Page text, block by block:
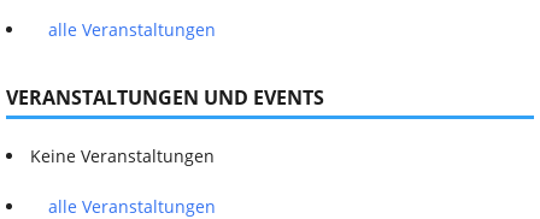
alle Veranstaltungen
VERANSTALTUNGEN UND EVENTS
Keine Veranstaltungen
alle Veranstaltungen